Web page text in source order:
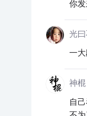
你
光曰
一
神棍
自